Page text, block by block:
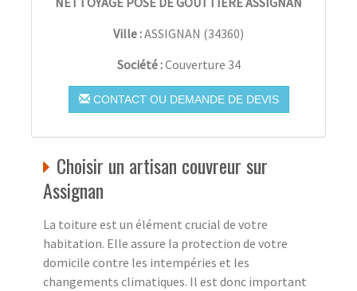
Ville :ASSIGNAN (34360)
Société :Couverture 34
CONTACT OU DEMANDE DE DEVIS
Choisir un artisan couvreur sur
Assignan
La toiture est un élément crucial de votre
habitation. Elle assure la protection de votre
domicile contre les intempéries et les
changements climatiques. Il est donc important